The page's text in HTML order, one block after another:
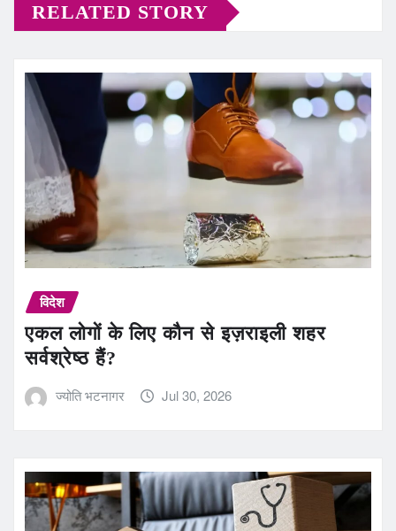
RELATED STORY
विदेश
एकल लोगों के लिए कौन से इज़राइली शहर
सर्वश्रेष्ठ हैं?
ज्योति भटनागर Jul 30, 2026